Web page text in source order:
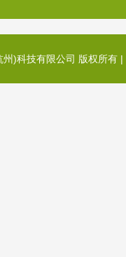
)科技有限公司 版权所有 |